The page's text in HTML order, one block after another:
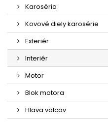
Karoséria
Kovové diely karosérie
Exteriér
Interiér
Motor
Blok motora
Hlava valcov